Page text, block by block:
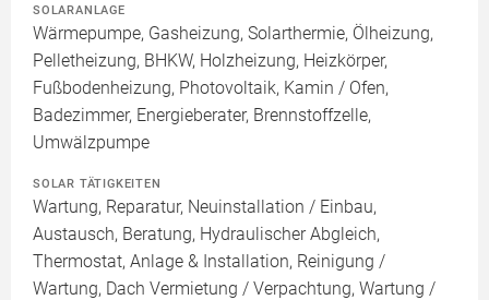
SOLARANLAGE
Wärmepumpe, Gasheizung, Solarthermie, Ölheizung,
Pelletheizung, BHKW, Holzheizung, Heizkörper,
Fußbodenheizung, Photovoltaik, Kamin / Ofen,
Badezimmer, Energieberater, Brennstoffzelle,
Umwälzpumpe
SOLAR TÄTIGKEITEN
Wartung, Reparatur, Neuinstallation / Einbau,
Austausch, Beratung, Hydraulischer Abgleich,
Thermostat, Anlage & Installation, Reinigung /
Wartung, Dach Vermietung / Verpachtung, Wartung /